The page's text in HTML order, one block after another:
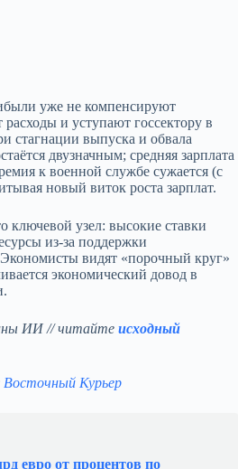
уже не компенсируют
и уступают госсектору в
стагнации выпуска и обвала
двузначным; средняя зарплата
к военной службе сужается (с
новый виток роста зарплат.
ключевой узел: высокие ставки
из‑за поддержки
видят «порочный круг»
экономический довод в
ИИ // читайте исходный
Восточный Курьер
евро от процентов по